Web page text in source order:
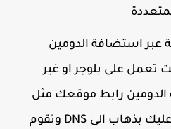
استضافة الدومين
على بلوجر او غير
رابط موقعك مثل
namecheap بدومين مدفوع عليك بذهاب الى DNS وتقوم